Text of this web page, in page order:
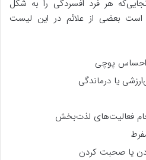
هر فرد افسردگی را به شکل
است بعضی از علائم در این لیست
احساس پوچی
یا درماندگی
فعالیت‌های لذت‌بخش
یا صحبت کردن